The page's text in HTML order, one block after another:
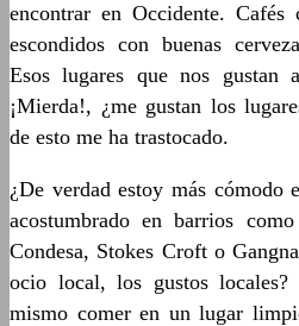
encontrar en Occidente. Cafés
escondidos con buenas
Esos lugares que nos gustan
¡Mierda!, ¿me gustan los
de esto me ha trastocado.
¿De verdad estoy más cómodo
acostumbrado en barrios
Condesa, Stokes Croft o
ocio local, los gustos
mismo comer en un lugar